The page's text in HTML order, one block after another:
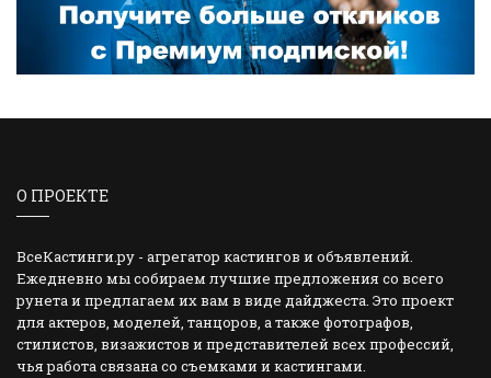
О ПРОЕКТЕ
ВсеКастинги.ру - агрегатор кастингов и объявлений.
Ежедневно мы собираем лучшие предложения со всего
рунета и предлагаем их вам в виде дайджеста. Это проект
для актеров, моделей, танцоров, а также фотографов,
стилистов, визажистов и представителей всех профессий,
чья работа связана со съемками и кастингами.